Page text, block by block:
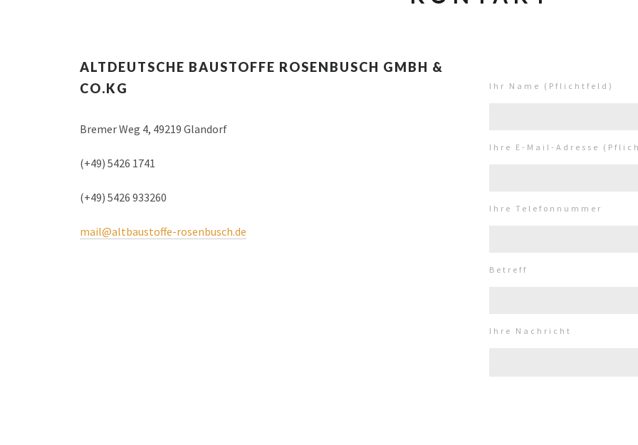
ALTDEUTSCHE BAUSTOFFE ROSENBUSCH GMBH &
CO.KG
Bremer Weg 4, 49219 Glandorf
(+49) 5426 1741
(+49) 5426 933260
mail@altbaustoffe-rosenbusch.de
Ihr Name (Pflichtfeld)
Ihre E-Mail-Adresse
Ihre Telefonnummer
Betreff
Ihre Nachricht